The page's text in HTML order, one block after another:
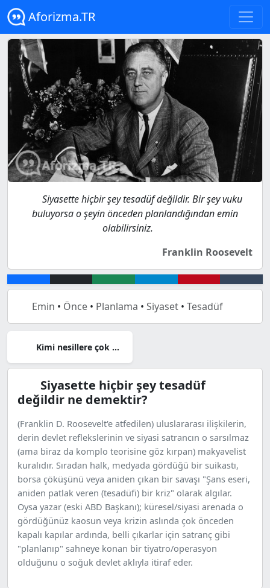
Aforizma.TR
Siyasette hiçbir şey tesadüf değildir. Bir şey vuku
buluyorsa o şeyin önceden planlandığından emin
olabilirsiniz.
Franklin Roosevelt
Emin • Önce • Planlama • Siyaset • Tesadüf
Kimi nesillere çok şey verilir
Siyasette hiçbir şey tesadüf
değildir ne demektir?
(Franklin D. Roosevelt'e atfedilen) uluslararası ilişkilerin,
derin devlet reflekslerinin ve siyasi satrancın o sarsılmaz
(ama biraz da komplo teorisine göz kırpan) makyavelist
kuralıdır. Sıradan halk, medyada gördüğü bir suikastı,
borsa çöküşünü veya aniden çıkan bir savaşı "Şans eseri,
aniden patlak veren (tesadüfi) bir kriz" olarak algılar.
Oysa yazar (eski ABD Başkanı); küresel/siyasi arenada o
gördüğünüz kaosun veya krizin aslında çok önceden
kapalı kapılar ardında, belli çıkarlar için satranç gibi
"planlanıp" sahneye konan bir tiyatro/operasyon
olduğunu o soğuk devlet aklıyla itiraf eder.